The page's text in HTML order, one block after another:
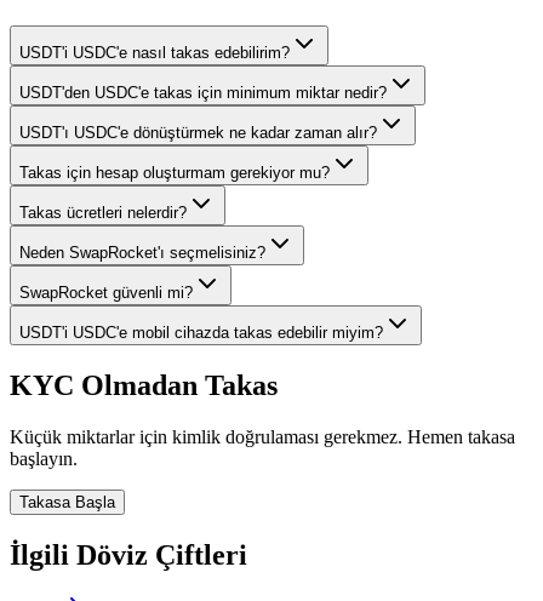
USDT'i USDC'e nasıl takas edebilirim?
USDT'den USDC'e takas için minimum miktar nedir?
USDT'ı USDC'e dönüştürmek ne kadar zaman alır?
Takas için hesap oluşturmam gerekiyor mu?
Takas ücretleri nelerdir?
Neden SwapRocket'ı seçmelisiniz?
SwapRocket güvenli mi?
USDT'i USDC'e mobil cihazda takas edebilir miyim?
KYC Olmadan Takas
Küçük miktarlar için kimlik doğrulaması gerekmez. Hemen takasa
başlayın.
Takasa Başla
İlgili Döviz Çiftleri